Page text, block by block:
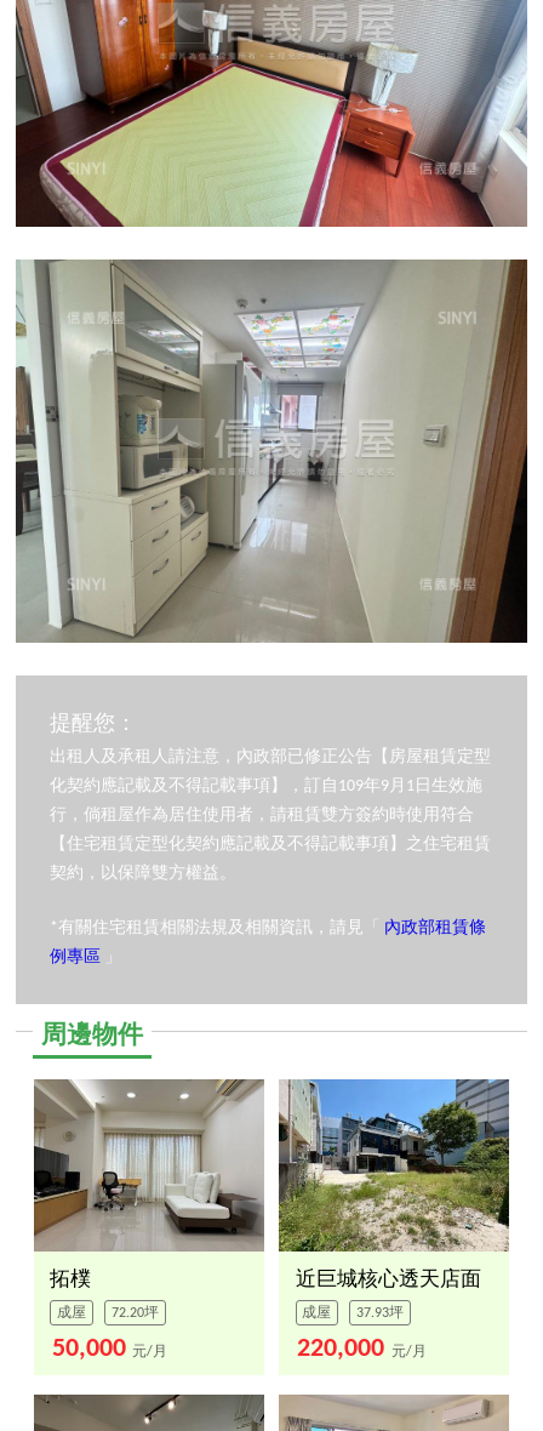
提醒您：
出租人及承租人請注意，內政部已修正公告【房屋租賃定型
化契約應記載及不得記載事項】，訂自109年9月1日生效施
行，倘租屋作為居住使用者，請租賃雙方簽約時使用符合
【住宅租賃定型化契約應記載及不得記載事項】之住宅租賃
契約，以保障雙方權益。
*有關住宅租賃相關法規及相關資訊，請見「 內政部租賃條
例專區 」
周邊物件
拓樸
成屋 72.20坪
50,000 元/月
近巨城核心透天店面
成屋 37.93坪
220,000 元/月